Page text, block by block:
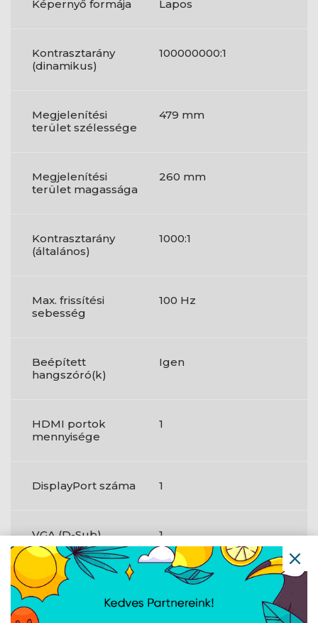
Képernyő formája Lapos
Kontrasztarány
(dinamikus)
100000000:1
Megjelenítési
terület szélessége
479 mm
Megjelenítési
terület magassága
260 mm
Kontrasztarány
(általános)
1000:1
Max. frissítési
sebesség
100 Hz
Beépített
hangszóró(k)
Igen
HDMI portok
mennyisége
1
DisplayPort száma 1
VGA (D-Sub)
portok száma
1
Fejhallgató
kimenet
Igen